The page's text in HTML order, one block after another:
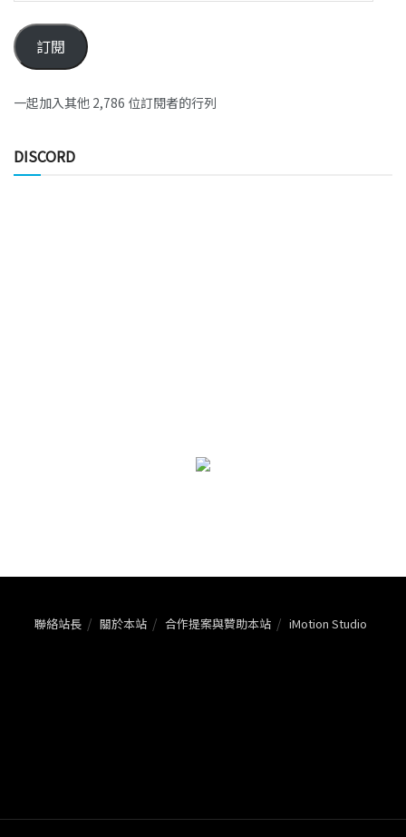
訂閱
一起加入其他 2,786 位訂閱者的行列
DISCORD
聯絡站長 關於本站 合作提案與贊助本站 iMotion Studio